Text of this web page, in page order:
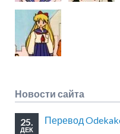
Новости сайта
25.
ДЕК
Перевод